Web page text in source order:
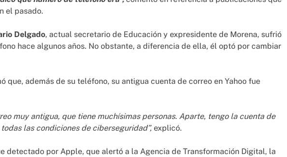
el pasado.
Delgado, actual secretario de Educación y expresidente de Morena, sufrió
hace algunos años. No obstante, a diferencia de ella, él optó por cambiar
que, además de su teléfono, su antigua cuenta de correo en Yahoo fue
muy antigua, que tiene muchísimas personas. Aparte, tengo la cuenta de
las condiciones de ciberseguridad”, explicó.
detectado por Apple, que alertó a la Agencia de Transformación Digital, la